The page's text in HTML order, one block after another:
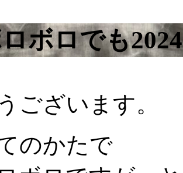
ボロでも
ございます。
のかたで